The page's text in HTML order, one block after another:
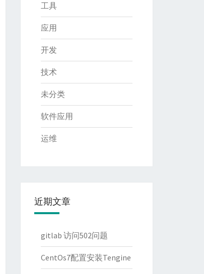
工具
应用
开发
技术
未分类
软件应用
运维
近期文章
gitlab 访问502问题
CentOs7配置安装Tengine